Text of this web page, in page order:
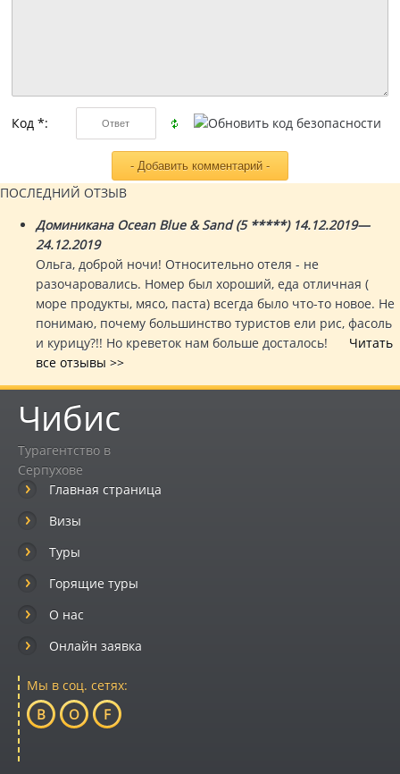
Код *:
ПОСЛЕДНИЙ ОТЗЫВ
Доминикана Ocean Blue & Sand (5 *****) 14.12.2019—
24.12.2019
Ольга, доброй ночи! Относительно отеля - не
разочаровались. Номер был хороший, еда отличная (
море продукты, мясо, паста) всегда было что-то новое. Не
понимаю, почему большинство туристов ели рис, фасоль
и курицу?!! Но креветок нам больше досталось! Читать
все отзывы >>
Чибис
Турагентство в
Серпухове
Главная страница
Визы
Туры
Горящие туры
О нас
Онлайн заявка
Мы в соц. сетях:
B O F